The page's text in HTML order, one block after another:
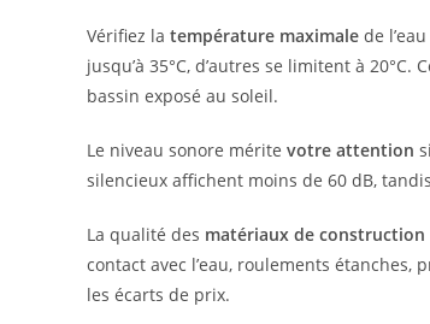
Vérifiez la température maximale de
jusqu’à 35°C, d’autres se limitent à
bassin exposé au soleil.
Le niveau sonore mérite votre attention
silencieux affichent moins de 60 dB,
La qualité des matériaux de construction
contact avec l’eau, roulements
les écarts de prix.